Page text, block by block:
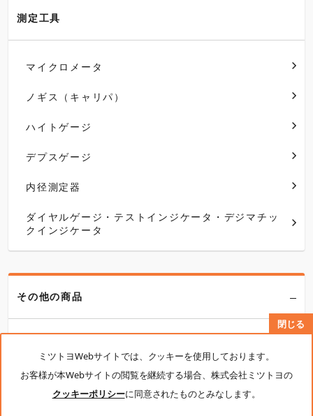
測定工具
マイクロメータ
ノギス（キャリパ）
ハイトゲージ
デプスゲージ
内径測定器
ダイヤルゲージ・テストインジケータ・デジマチッ
クインジケータ
その他の商品
センサ・装置組込ユニット
ミツトヨWebサイトでは、クッキーを使用しております。
お客様が本Webサイトの閲覧を継続する場合、株式会社ミツトヨの
クッキーポリシーに同意されたものとみなします。
閉じる